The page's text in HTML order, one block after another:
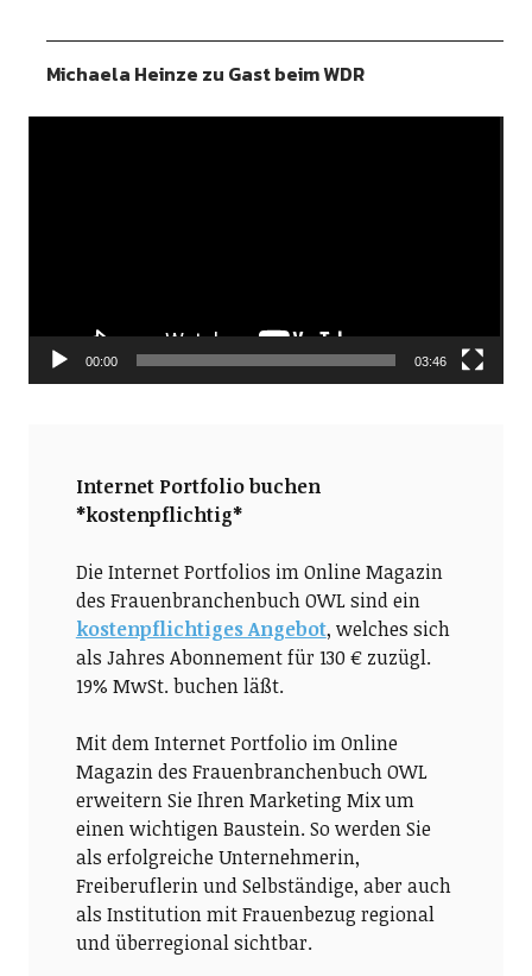
Michaela Heinze zu Gast beim WDR
00:00 03:46
Internet Portfolio buchen
*kostenpflichtig*
Die Internet Portfolios im Online Magazin
des Frauenbranchenbuch OWL sind ein
kostenpflichtiges Angebot, welches sich
als Jahres Abonnement für 130 € zuzügl.
19% MwSt. buchen läßt.
Mit dem Internet Portfolio im Online
Magazin des Frauenbranchenbuch OWL
erweitern Sie Ihren Marketing Mix um
einen wichtigen Baustein. So werden Sie
als erfolgreiche Unternehmerin,
Freiberuflerin und Selbständige, aber auch
als Institution mit Frauenbezug regional
und überregional sichtbar.